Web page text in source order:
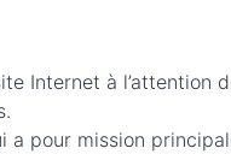
Internet à
pour mission